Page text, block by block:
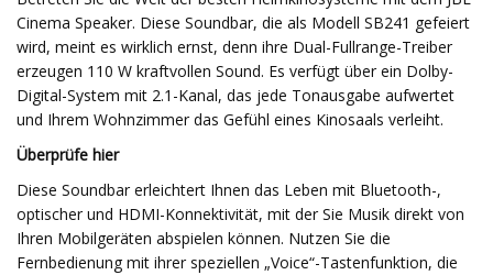
Cinema Speaker. Diese Soundbar, die als Modell SB241 gefeiert
wird, meint es wirklich ernst, denn ihre Dual-Fullrange-Treiber
erzeugen 110 W kraftvollen Sound. Es verfügt über ein Dolby-
Digital-System mit 2.1-Kanal, das jede Tonausgabe aufwertet
und Ihrem Wohnzimmer das Gefühl eines Kinosaals verleiht.
Überprüfe hier
Diese Soundbar erleichtert Ihnen das Leben mit Bluetooth-,
optischer und HDMI-Konnektivität, mit der Sie Musik direkt von
Ihren Mobilgeräten abspielen können. Nutzen Sie die
Fernbedienung mit ihrer speziellen „Voice“-Tastenfunktion, die